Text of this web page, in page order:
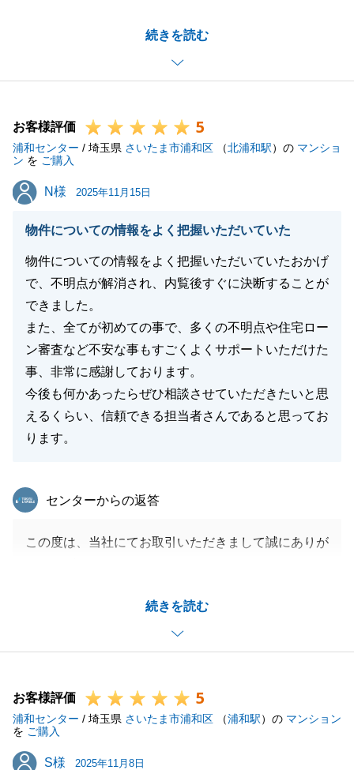
続きを読む
力等スムーズに対応いただき誠にありがとうございま
まだお引越しまで期間がございますが、お困りの際は
お客様評価 5
浦和センター / 埼玉県 さいたま市浦和区 （北浦和駅）の マンショ
ン を ご購入
N様
N様 2025年11月15日
物件についての情報をよく把握いただいていた
物件についての情報をよく把握いただいていたおかげ
で、不明点が解消され、内覧後すぐに決断することが
できました。
また、全てが初めての事で、多くの不明点や住宅ロー
ン審査など不安な事もすごくよくサポートいただけた
事、非常に感謝しております。
今後も何かあったらぜひ相談させていただきたいと思
えるくらい、信頼できる担当者さんであると思ってお
ります。
続きを読む
東急リバブル
センターからの返答
この度は、当社にてお取引いただきまして誠にありが
今後とも何かお手伝い出来る事がございましたらいつ
でもご相談ください。
っております。
お客様評価 5
浦和センター / 埼玉県 さいたま市浦和区 （浦和駅）の マンション
を ご購入
S様
S様 2025年11月8日